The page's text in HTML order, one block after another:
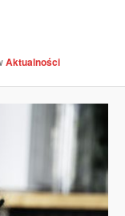
Aktualności